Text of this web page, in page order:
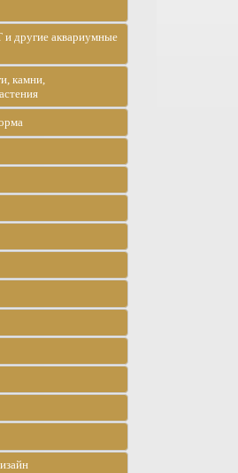
другие аквариумные
камни,